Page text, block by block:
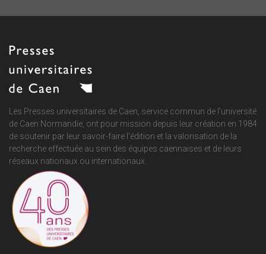
Les Presses universitaires de Caen, service commun de l'université
de Caen Normandie, ont pour mission depuis leur création en 1984
de soutenir par leur savoir-faire l'édition et la valorisation de la
recherche effectuée au sein des équipes caennaises et de leurs
réseaux nationaux ou internationaux.